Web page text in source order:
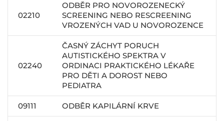
02210
ODBĚR PRO NOVOROZENECKÝ
SCREENING NEBO RESCREENING
VROZENÝCH VAD U NOVOROZENCE
02240
ČASNÝ ZÁCHYT PORUCH
AUTISTICKÉHO SPEKTRA V
ORDINACI PRAKTICKÉHO LÉKAŘE
PRO DĚTI A DOROST NEBO
PEDIATRA
09111 ODBĚR KAPILÁRNÍ KRVE